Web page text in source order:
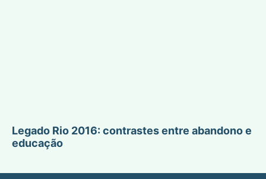
Legado Rio 2016: contrastes entre abandono e
educação